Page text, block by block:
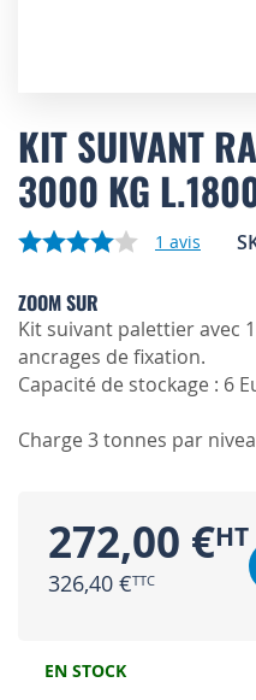
to
the
beginning
of
images
KIT SUIVANT
3000 KG
1 avis
ZOOM SUR
Kit suivant palettier avec
ancrages de fixation.
Capacité de stockage : 6
Charge 3 tonnes par
272,00 €
326,40 €
EN STOCK